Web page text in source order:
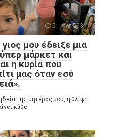
0 553
μου έδειξε μια
μάρκετ και
η κυρία που
μας όταν εσύ
της μητέρας μου, η θλίψη
κάθε